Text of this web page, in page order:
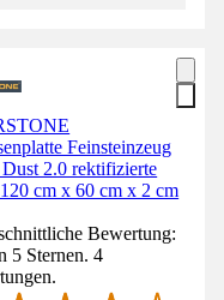
Feinsteinzeug
2.0 rektifizierte
cm x 60 cm x 2 cm
Bewertung:
5 Sternen. 4